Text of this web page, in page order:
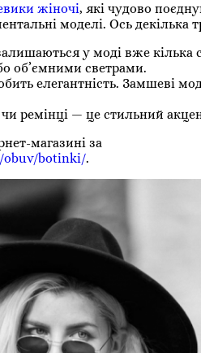
жіночі, які чудово
моделі. Ось декілька
у моді вже кілька
об’ємними светрами.
елегантність. Замшеві
ремінці — це стильний
магазині за
obuv/botinki/.